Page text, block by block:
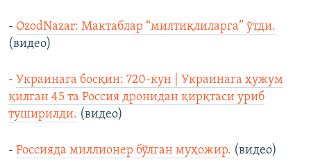
- OzodNazar: Мактаблар “милтиқлиларга” ўтди.
(видео)
- Украинага босқин: 720-кун | Украинага ҳужум
қилган 45 та Россия дронидан қирқтаси уриб
туширилди. (видео)
- Россияда миллионер бўлган муҳожир. (видео)